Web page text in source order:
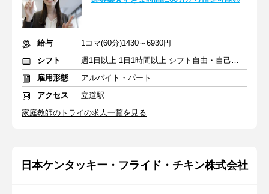
給与
1コマ(60分)1430～6930円
シフト
週1日以上 1日1時間以上 シフト自由・自己申告
雇用形態
アルバイト・パート
アクセス
立道駅
家庭教師のトライの求人一覧を見る
日本ケンタッキー・フライド・チキン株式会社